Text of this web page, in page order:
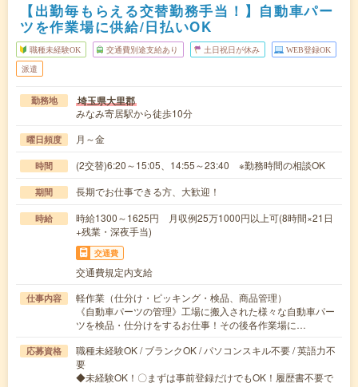
【出勤毎もらえる交替勤務手当！】自動車パー
ツを作業場に供給/日払いOK
職種未経験OK 交通費別途支給あり 土日祝日が休み WEB登録OK
派遣
勤務地 埼玉県大里郡
みなみ寄居駅から徒歩10分
曜日頻度 月～金
時間 (2交替)6:20～15:05、14:55～23:40 ※勤務時間の相談OK
期間 長期でお仕事できる方、大歓迎！
時給
時給1300～1625円 月収例25万1000円以上可(8時間×21日
+残業・深夜手当)
交通費
交通費規定内支給
仕事内容
軽作業（仕分け・ピッキング・検品、商品管理）
《自動車パーツの管理》工場に搬入された様々な自動車パー
ツを検品・仕分けをするお仕事！その後各作業場に…
応募資格
職種未経験OK / ブランクOK / パソコンスキル不要 / 英語力不
要
◆未経験OK！〇まずは事前登録だけでもOK！履歴書不要で